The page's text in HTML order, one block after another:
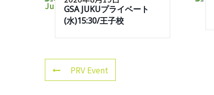
GSA JUKUプライベート
(水)15:30/王子校
PRV Event